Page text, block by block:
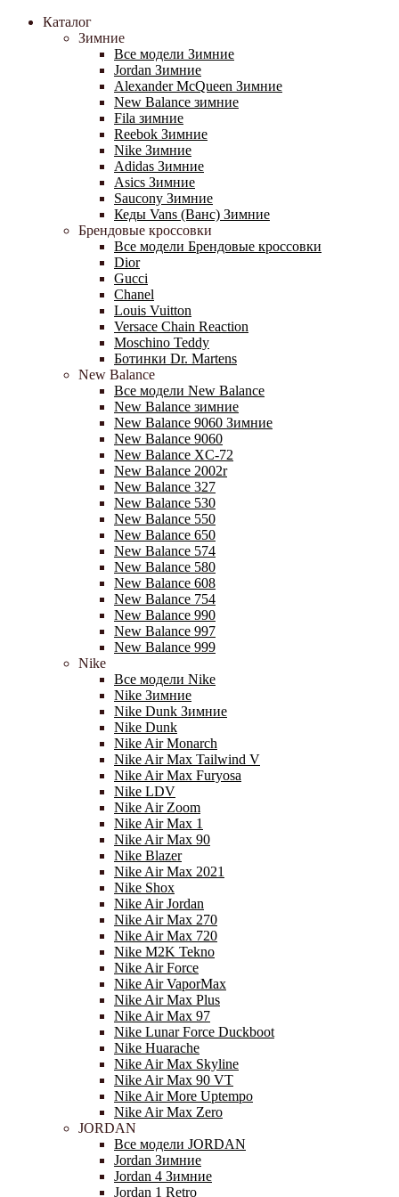
Каталог
Зимние
Все модели Зимние
Jordan Зимние
Alexander McQueen Зимние
New Balance зимние
Fila зимние
Reebok Зимние
Nike Зимние
Adidas Зимние
Asics Зимние
Saucony Зимние
Кеды Vans (Ванс) Зимние
Брендовые кроссовки
Все модели Брендовые кроссовки
Dior
Gucci
Chanel
Louis Vuitton
Versace Chain Reaction
Moschino Teddy
Ботинки Dr. Martens
New Balance
Все модели New Balance
New Balance зимние
New Balance 9060 Зимние
New Balance 9060
New Balance XC-72
New Balance 2002r
New Balance 327
New Balance 530
New Balance 550
New Balance 650
New Balance 574
New Balance 580
New Balance 608
New Balance 754
New Balance 990
New Balance 997
New Balance 999
Nike
Все модели Nike
Nike Зимние
Nike Dunk Зимние
Nike Dunk
Nike Air Monarch
Nike Air Max Tailwind V
Nike Air Max Furyosa
Nike LDV
Nike Air Zoom
Nike Air Max 1
Nike Air Max 90
Nike Blazer
Nike Air Max 2021
Nike Shox
Nike Air Jordan
Nike Air Max 270
Nike Air Max 720
Nike M2K Tekno
Nike Air Force
Nike Air VaporMax
Nike Air Max Plus
Nike Air Max 97
Nike Lunar Force Duckboot
Nike Huarache
Nike Air Max Skyline
Nike Air Max 90 VT
Nike Air More Uptempo
Nike Air Max Zero
JORDAN
Все модели JORDAN
Jordan Зимние
Jordan 4 Зимние
Jordan 1 Retro